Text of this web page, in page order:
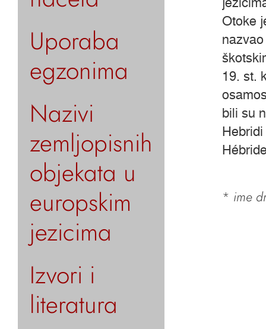
Uporaba
egzonima
Nazivi
zemljopisnih
objekata u
europskim
jezicima
Izvori i
literatura
Otoke
19. st.
bili su
* ime